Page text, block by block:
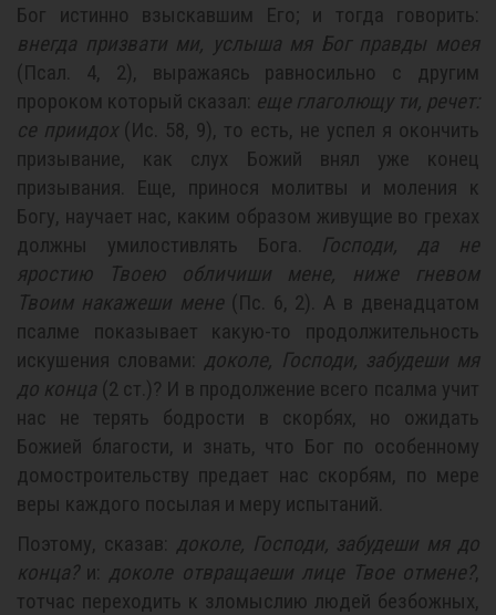
Бог истинно взыскавшим Его; и тогда говорить:
внегда призвати ми, услыша мя Бог правды моея
(Псал. 4, 2), выражаясь равносильно с другим
пророком который сказал: еще глаголющу ти, речет:
се приидох (Ис. 58, 9), то есть, не успел я окончить
призывание, как слух Божий внял уже конец
призывания. Еще, принося молитвы и моления к
Богу, научает нас, каким образом живущие во грехах
должны умилостивлять Бога. Господи, да не
яростию Твоею обличиши мене, ниже гневом
Твоим накажеши мене(Пс. 6, 2). А в двенадцатом
псалме показывает какую-то продолжительность
искушения словами: доколе, Господи, забудеши мя
до конца (2 ст.)? И в продолжение всего псалма учит
нас не терять бодрости в скорбях, но ожидать
Божией благости, и знать, что Бог по особенному
домостроительству предает нас скорбям, по мере
веры каждого посылая и меру испытаний.
Поэтому, сказав: доколе, Господи, забудеши мя до
конца?и: доколе отвращаеши лице Твое отмене?,
тотчас переходить к зломыслию людей безбожных,